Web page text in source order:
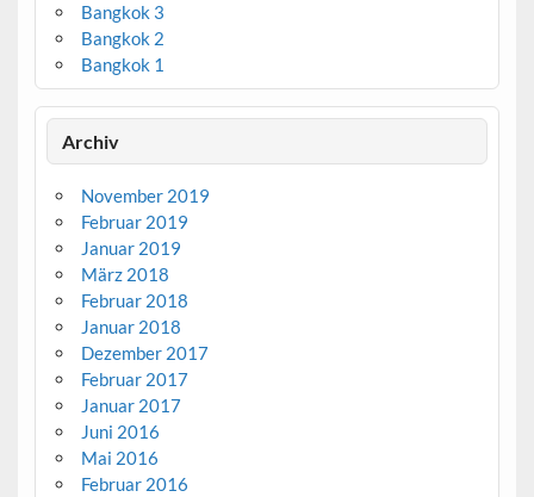
Bangkok 3
Bangkok 2
Bangkok 1
Archiv
November 2019
Februar 2019
Januar 2019
März 2018
Februar 2018
Januar 2018
Dezember 2017
Februar 2017
Januar 2017
Juni 2016
Mai 2016
Februar 2016